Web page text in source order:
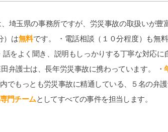
埼玉県の事務所ですが、労災事故の取扱いが豊
）は無料です。 ・電話相談（１０分程度）も無
をよく聞き、説明もしっかりする丁寧な対応
弁護士は、長年労災事故に携わっています。 ・
でもっとも労災事故に精通している、５名の弁
門チームとしてすべての事件を担当します。